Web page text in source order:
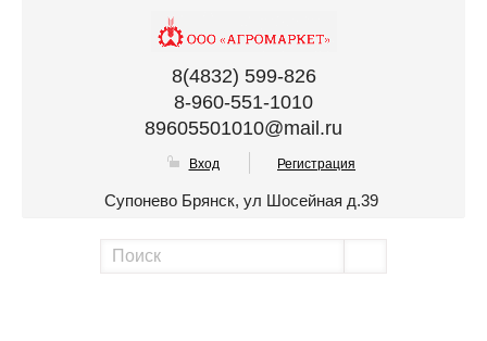
8(4832) 599-826
8-960-551-1010
89605501010@mail.ru
Вход Регистрация
Супонево Брянск, ул Шосейная д.39